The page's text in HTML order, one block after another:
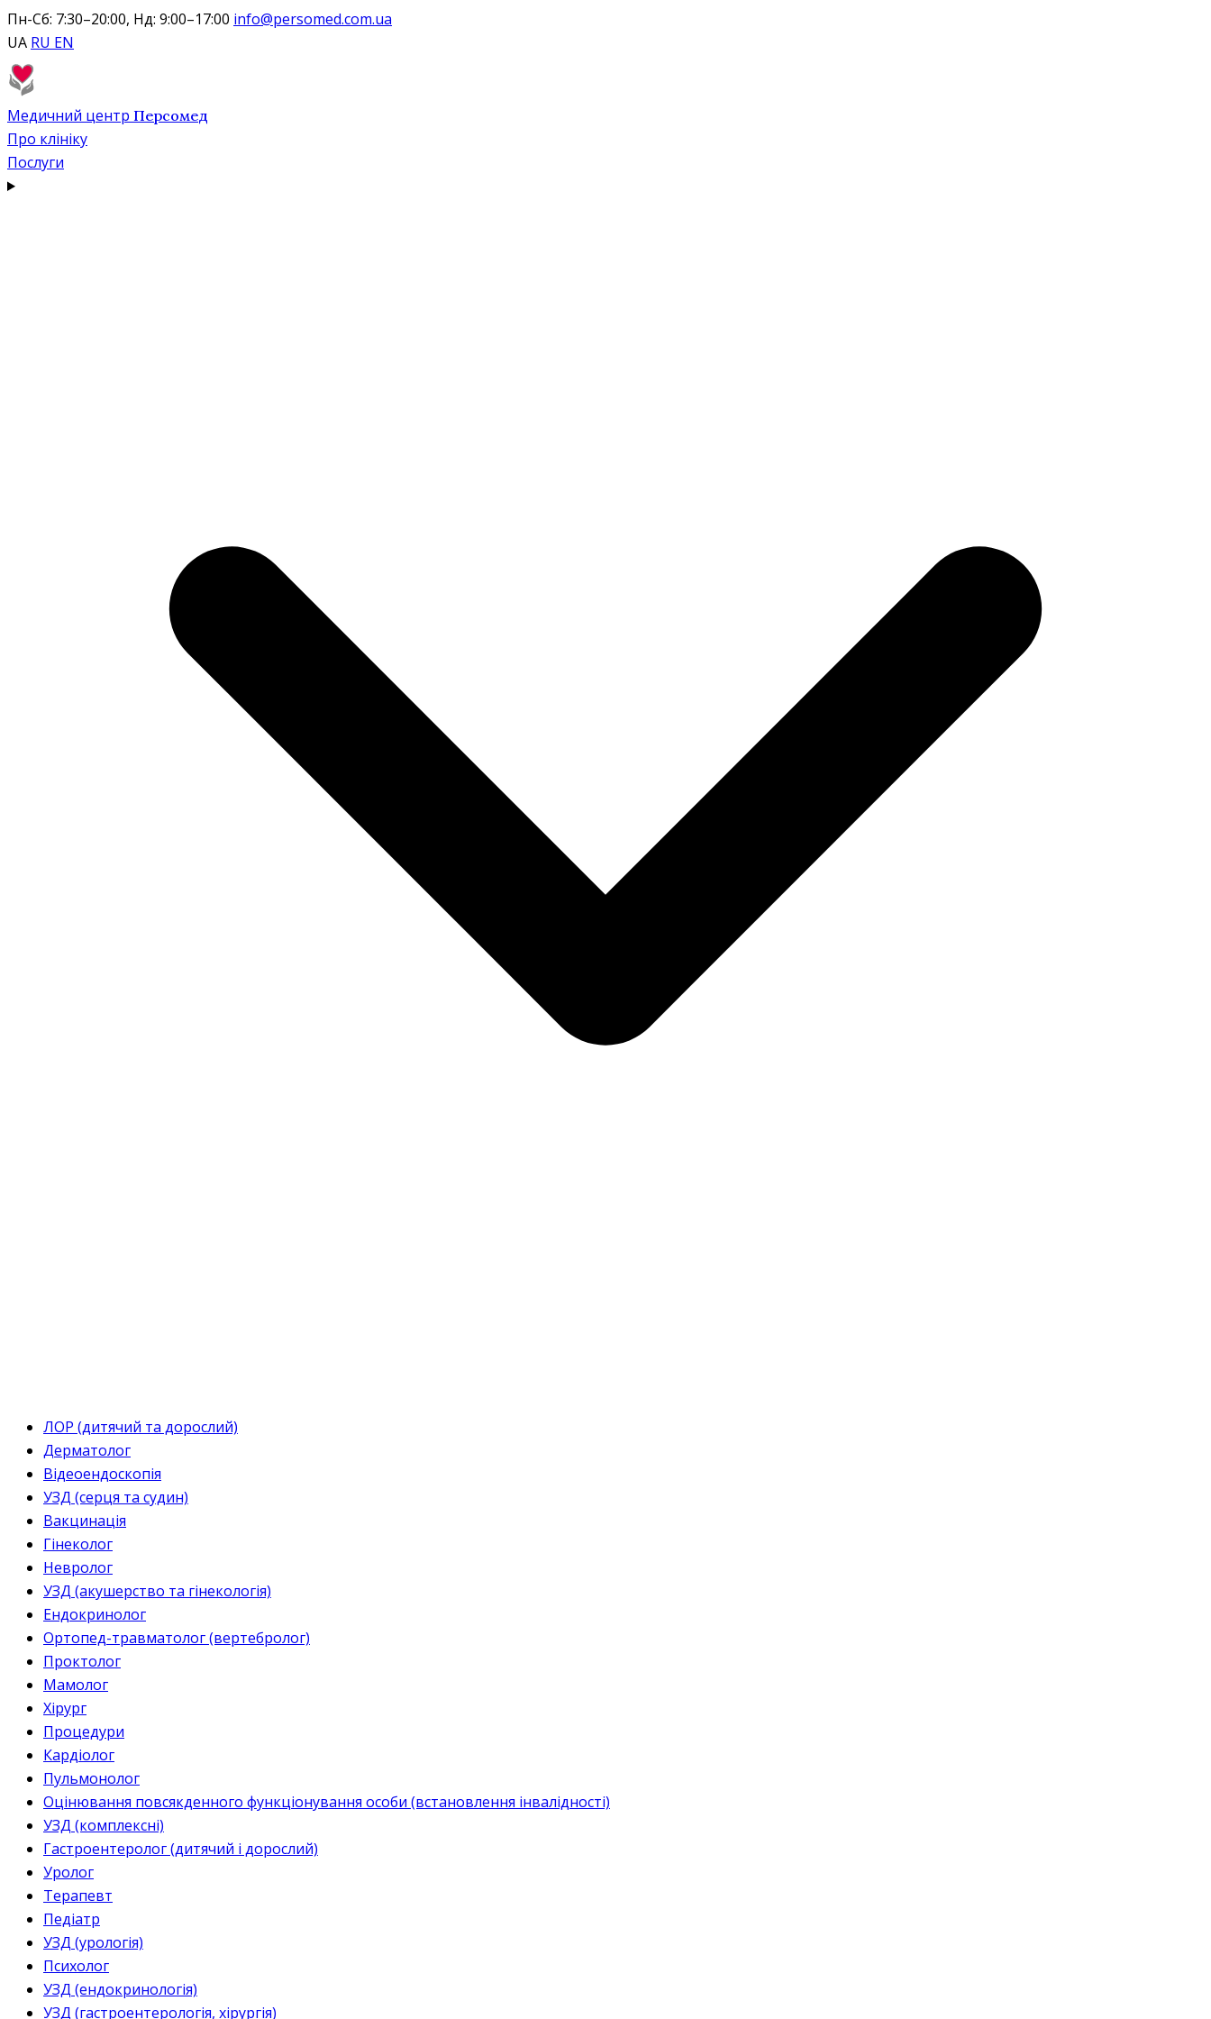
Пн-Сб: 7:30–20:00, Нд: 9:00–17:00 info@persomed.com.ua
UA RU EN
Медичний центр Персомед
Про клініку
Послуги
ЛОР (дитячий та дорослий)
Дерматолог
Відеоендоскопія
УЗД (серця та судин)
Вакцинація
Гінеколог
Невролог
УЗД (акушерство та гінекологія)
Ендокринолог
Ортопед-травматолог (вертебролог)
Проктолог
Мамолог
Хірург
Процедури
Кардіолог
Пульмонолог
Оцінювання повсякденного функціонування особи (встановлення інвалідності)
УЗД (комплексні)
Гастроентеролог (дитячий і дорослий)
Уролог
Терапевт
Педіатр
УЗД (урологія)
Психолог
УЗД (ендокринологія)
УЗД (гастроентерологія, хірургія)